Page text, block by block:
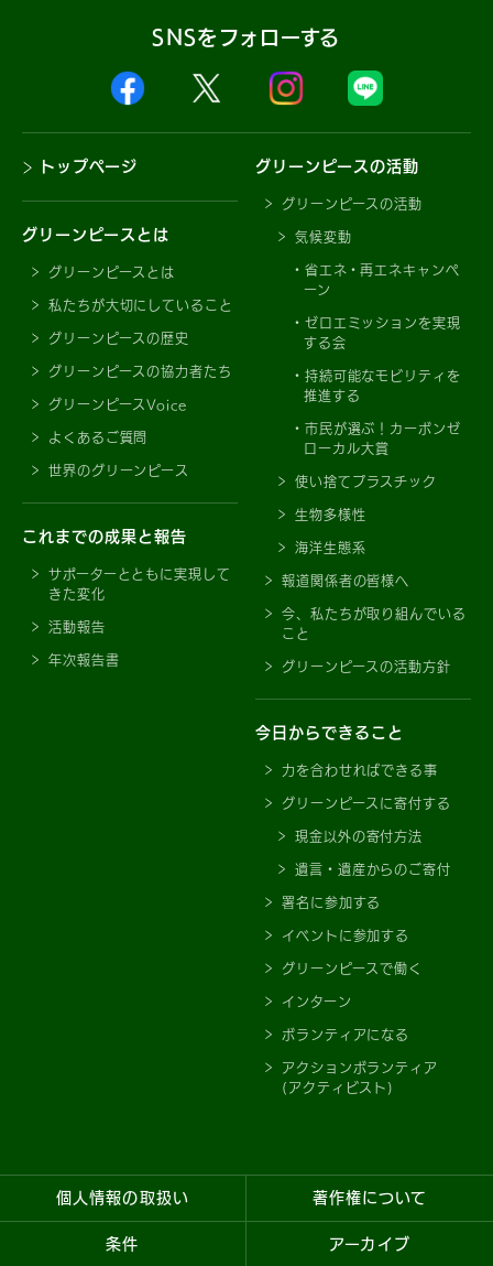
SNSをフォローする
トップページ
グリーンピースとは
グリーンピースとは
私たちが大切にしていること
グリーンピースの歴史
グリーンピースの協力者たち
グリーンピースVoice
よくあるご質問
世界のグリーンピース
これまでの成果と報告
サポーターとともに実現して
きた変化
活動報告
年次報告書
グリーンピースの活動
グリーンピースの活動
気候変動
省エネ・再エネキャンペ
ーン
ゼロエミッションを実現
する会
持続可能なモビリティを
推進する
市民が選ぶ！カーボンゼ
ローカル大賞
使い捨てプラスチック
生物多様性
海洋生態系
報道関係者の皆様へ
今、私たちが取り組んでいる
こと
グリーンピースの活動方針
今日からできること
力を合わせればできる事
グリーンピースに寄付する
現金以外の寄付方法
遺言・遺産からのご寄付
署名に参加する
イベントに参加する
グリーンピースで働く
インターン
ボランティアになる
アクションボランティア
(アクティビスト)
個人情報の取扱い 著作権について
条件 アーカイブ